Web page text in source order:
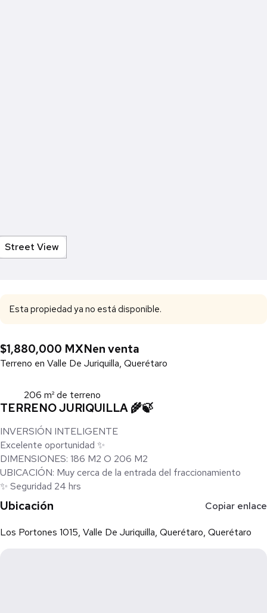
Street View
Esta propiedad ya no está disponible.
$1,880,000 MXNen venta
Terreno en Valle De Juriquilla, Querétaro
206 m² de terreno
TERRENO JURIQUILLA 🌾🍃
INVERSIÓN INTELIGENTE
Excelente oportunidad ✨
DIMENSIONES: 186 M2 O 206 M2
UBICACIÓN: Muy cerca de la entrada del fraccionamiento
✨ Seguridad 24 hrs
Ubicación Copiar enlace
Los Portones 1015, Valle De Juriquilla, Querétaro, Querétaro